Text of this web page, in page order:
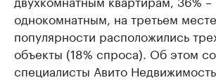
однокомнатным, на третьем
популярности расположились
объекты (18% спроса). Об этом
специалисты Авито Недвижимость.